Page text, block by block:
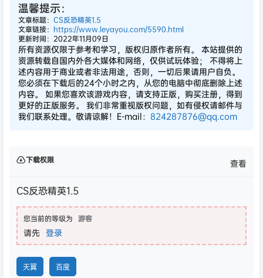
温馨提示：
文章标题： CS反恐精英1.5
文章链接： https://www.leyayou.com/5590.html
更新时间：2022年11月09日
所有资源仅限于参考和学习，版权归原作者所有。 本站提供的
资源转载自国内外各大媒体和网络，仅供试玩体验； 不得将上
述内容用于商业或者非法用途，否则，一切后果请用户自负。
您必须在下载后的24个小时之内，从您的电脑中彻底删除上述
内容。 如果您喜欢该游戏内容，请支持正版，购买注册，得到
更好的正版服务。 我们非常重视版权问题，如有侵权请邮件与
我们联系处理。敬请谅解！E-mail： 824287876@qq.com
下载权限 查看
CS反恐精英1.5
您当前的等级为 游客
请先 登录
天翼 百度